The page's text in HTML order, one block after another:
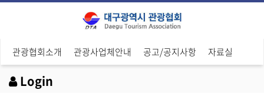
관광협회소개 관광사업체안내 공고/공지사항 자료실
Login